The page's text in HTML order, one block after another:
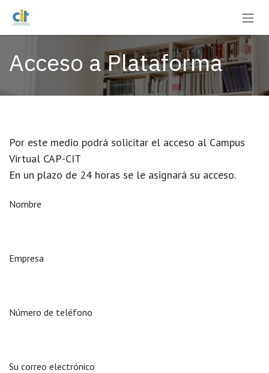
Ir al contenido
Acceso a Plataforma
Por este medio podrá solicitar el acceso al Campus
Virtual CAP-CIT
En un plazo de 24 horas se le asignará su acceso.
Nombre
Empresa
Número de teléfono
Su correo electrónico